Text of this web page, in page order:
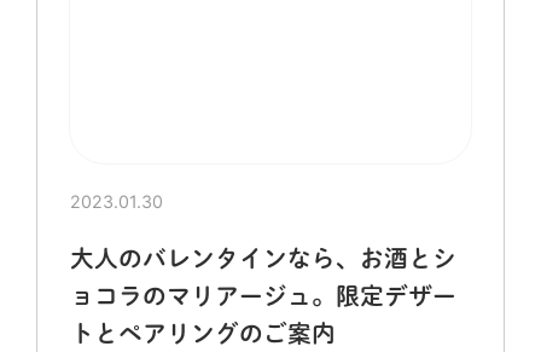
2023.01.30
大人のバレンタインなら、お酒とシ
ョコラのマリアージュ。限定デザー
トとペアリングのご案内